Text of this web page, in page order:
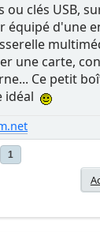
ou clés USB,
équipé d'une
une carte,
Ce petit
idéal
1